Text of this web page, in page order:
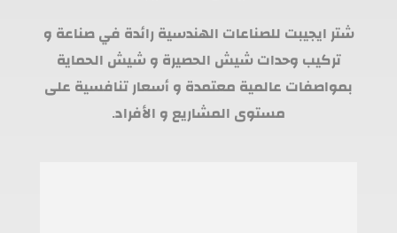
شتر ايجيبت للصناعات الهندسية رائدة في صناعة و
تركيب وحدات شيش الحصيرة و شيش الحماية
بمواصفات عالمية معتمدة و أسعار تنافسية على
مستوى المشاريع و الأفراد.